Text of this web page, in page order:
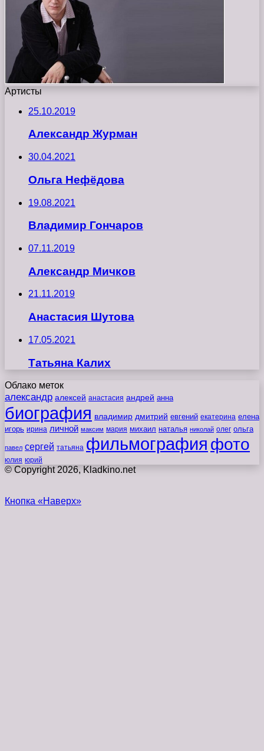
Артисты
25.10.2019
Александр Журман
30.04.2021
Ольга Нефёдова
19.08.2021
Владимир Гончаров
07.11.2019
Александр Мичков
21.11.2019
Анастасия Шутова
17.05.2021
Татьяна Калих
Облако меток
александр алексей анастасия андрей анна
биография владимир дмитрий евгений екатерина елена
игорь ирина личной максим мария михаил наталья николай олег ольга
павел сергей татьяна фильмография фото
юлия юрий
© Copyright 2026, Kladkino.net
Кнопка «Наверх»